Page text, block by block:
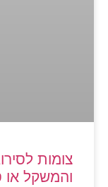
צומות
והמשקל או